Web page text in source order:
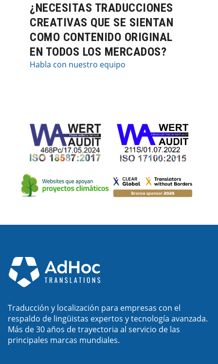
¿NECESITAS TRADUCCIONES
CREATIVAS QUE SE SIENTAN
COMO CONTENIDO ORIGINAL
EN TODOS LOS MERCADOS?
Habla con nuestro equipo
Traducción y localización para empresas con el
respaldo de lingüistas expertos y tecnología avanzada.
Más de 30 años de trayectoria al servicio de las
principales marcas mundiales.